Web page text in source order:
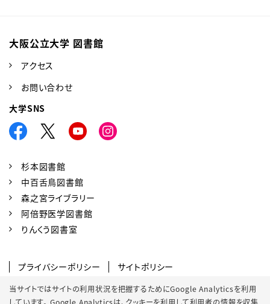
当サイトではサイトの利用状況を把握するためにGoogle Analyticsを利用
大阪公立大学 図書館
アクセス
お問い合わせ
大学SNS
杉本図書館
中百舌鳥図書館
森之宮ライブラリー
阿倍野医学図書館
りんくう図書室
プライバシーポリシー
サイトポリシー
SNSポリシー
クッキーポリシー